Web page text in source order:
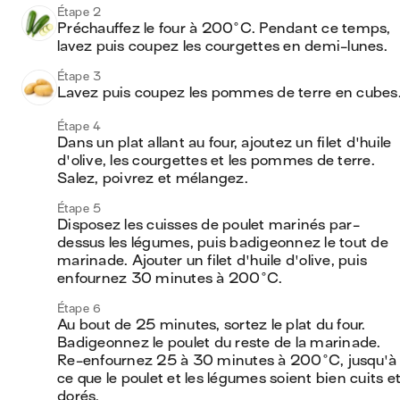
Étape 2
Préchauffez le four à 200°C. Pendant ce temps,
lavez puis coupez les courgettes en demi-lunes.
Étape 3
Lavez puis coupez les pommes de terre en
Étape 4
Dans un plat allant au four, ajoutez un filet d'huile
d'olive, les courgettes et les pommes de terre.
Salez, poivrez et mélangez.
Étape 5
Disposez les cuisses de poulet marinés par-
dessus les légumes, puis badigeonnez le tout de
marinade. Ajouter un filet d'huile d'olive, puis
enfournez 30 minutes à 200°C.
Étape 6
Au bout de 25 minutes, sortez le plat du four.
Badigeonnez le poulet du reste de la marinade.
Re-enfournez 25 à 30 minutes à 200°C, jusqu'à
ce que le poulet et les légumes soient bien cuits et
dorés.